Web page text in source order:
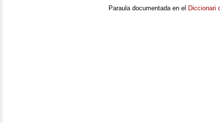
Paraula documentada en el Diccionari